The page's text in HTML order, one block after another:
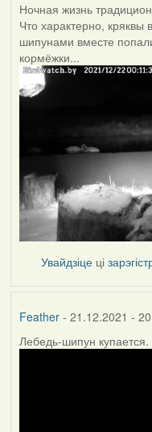
Ночная жизнь
Что характерно, кряквы
шипунами вместе
кормёжки...
Увайдзіце ці
Feather- 21.12.2021 -
Лебедь-шипун купается.